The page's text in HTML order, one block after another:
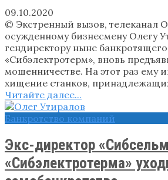
09.10.2020
© Экстренный вызов, телеканал
осужденному бизнесмену Олегу
гендиректору ныне
«Сибэлектротерм», вновь
мошенничестве. На этот раз ему
хищение станков,
Читайте далее...
Банкротство компаний
Экс-директор
«Сибэлектротерма»